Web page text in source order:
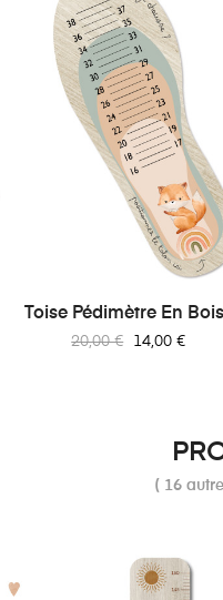
Toise Pédimètre En
Prix
20,00 € Prix
14,00 €
( 16